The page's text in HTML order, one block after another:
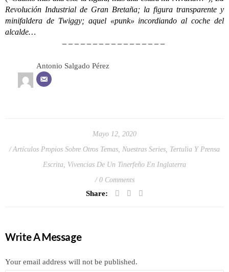
Revolución Industrial de Gran Bretaña; la figura transparente y
minifaldera de Twiggy; aquel «punk» incordiando al coche del
alcalde…
– – – – – – – – – – – – – – – – –
Antonio Salgado Pérez
Mayo 12, 2020
Artículos Propios Sobre Otros Temas Nuestras Series Tertulia Y Prensa
Escrita Vivencias De Un Tinerfeño En Inglaterra
0 Comments
Share:
Write A Message
Your email address will not be published.